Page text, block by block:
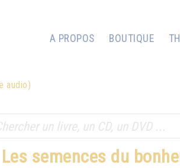
A PROPOS BOUTIQUE
audio)
Les semences du